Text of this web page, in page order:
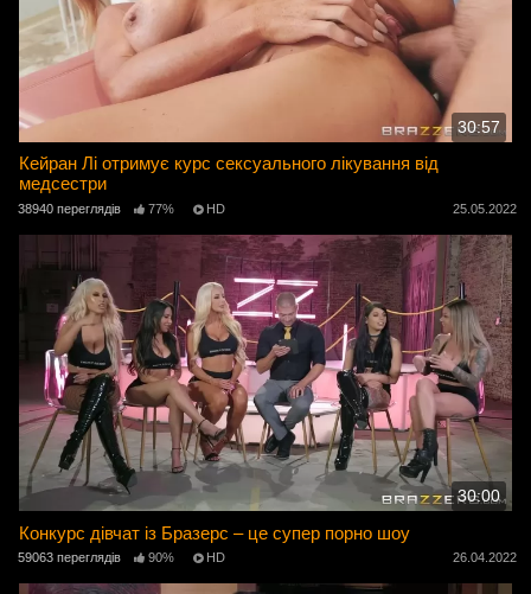
30:57
Кейран Лі отримує курс сексуального лікування від
медсестри
38940 переглядів 77% HD 25.05.2022
30:00
Конкурс дівчат із Бразерс – це супер порно шоу
59063 переглядів 90% HD 26.04.2022